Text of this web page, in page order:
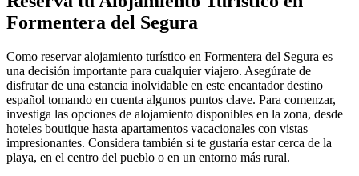
Formentera del Segura
Como reservar alojamiento turístico en Formentera del Segura es
una decisión importante para cualquier viajero. Asegúrate de
disfrutar de una estancia inolvidable en este encantador destino
español tomando en cuenta algunos puntos clave. Para comenzar,
investiga las opciones de alojamiento disponibles en la zona, desde
hoteles boutique hasta apartamentos vacacionales con vistas
impresionantes. Considera también si te gustaría estar cerca de la
playa, en el centro del pueblo o en un entorno más rural.